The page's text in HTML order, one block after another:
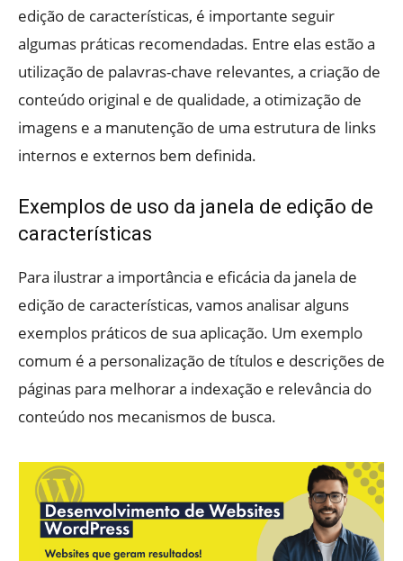
edição de características, é importante seguir
algumas práticas recomendadas. Entre elas estão a
utilização de palavras-chave relevantes, a criação de
conteúdo original e de qualidade, a otimização de
imagens e a manutenção de uma estrutura de links
internos e externos bem definida.
Exemplos de uso da janela de edição de
características
Para ilustrar a importância e eficácia da janela de
edição de características, vamos analisar alguns
exemplos práticos de sua aplicação. Um exemplo
comum é a personalização de títulos e descrições de
páginas para melhorar a indexação e relevância do
conteúdo nos mecanismos de busca.